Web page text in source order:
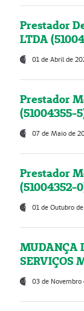
Prestador
LTDA
01 de Abril de
Prestador
(51004355-
07 de Maio de
Prestador
(51004352-
01 de Outubro
MUDANÇA
SERVIÇOS
03 de Novembro